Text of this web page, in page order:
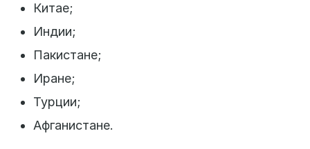
Китае;
Индии;
Пакистане;
Иране;
Турции;
Афганистане.